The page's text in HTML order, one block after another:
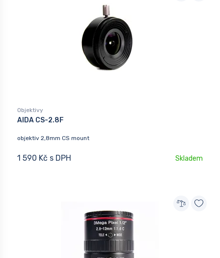
Objektivy
AIDA CS-2.8F
objektiv 2,8mm CS mount
1 590 Kč s DPH Skladem